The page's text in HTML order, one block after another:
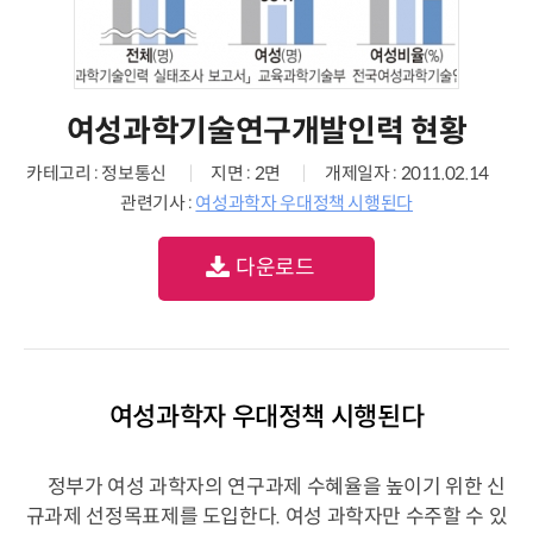
여성과학기술연구개발인력 현황
카테고리 : 정보통신 지면 : 2면
개제일자 : 2011.02.14
관련기사 : 여성과학자 우대정책 시행된다
다운로드
여성과학자 우대정책 시행된다
정부가 여성 과학자의 연구과제 수혜율을 높이기 위한 신
규과제 선정목표제를 도입한다. 여성 과학자만 수주할 수 있